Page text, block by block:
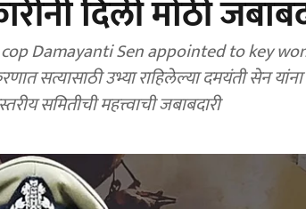
दिली मोठी
Damayanti Sen appointed to key
सत्यासाठी उभ्या राहिलेल्या दमयंती सेन
समितीची महत्त्वाची जबाबदारी